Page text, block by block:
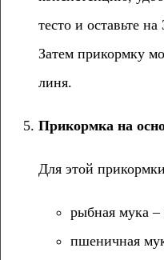
тесто и оставьте
Затем прикормку
линя.
Прикормка на
Для этой
рыбная мука –
пшеничная